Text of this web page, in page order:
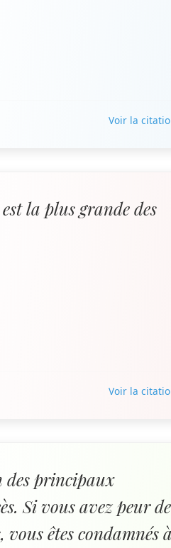
Voir la
la plus grande des
Voir la
des principaux
Si vous avez peur de
vous êtes condamnés à